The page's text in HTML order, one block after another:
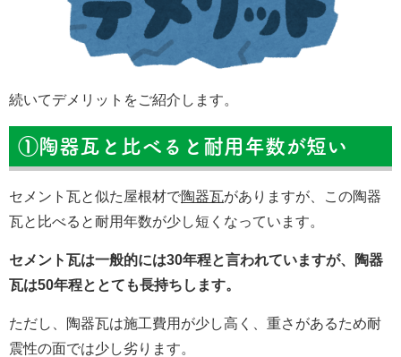
続いてデメリットをご紹介します。
①陶器瓦と比べると耐用年数が短い
セメント瓦と似た屋根材で陶器瓦がありますが、この陶器
瓦と比べると耐用年数が少し短くなっています。
セメント瓦は一般的には30年程と言われていますが、陶器
瓦は50年程ととても長持ちします。
ただし、陶器瓦は施工費用が少し高く、重さがあるため耐
震性の面では少し劣ります。